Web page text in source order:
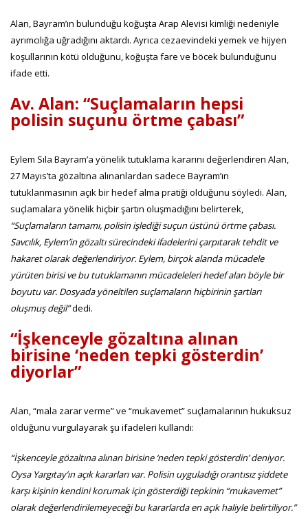
Alan, Bayram’ın bulunduğu koğuşta Arap Alevisi kimliği nedeniyle
ayrımcılığa uğradığını aktardı. Ayrıca cezaevindeki yemek ve hijyen
koşullarının kötü olduğunu, koğuşta fare ve böcek bulunduğunu
ifade etti.
Av. Alan: “Suçlamaların hepsi
polisin suçunu örtme çabası”
Eylem Sıla Bayram’a yönelik tutuklama kararını değerlendiren Alan,
27 Mayıs’ta gözaltına alınanlardan sadece Bayram’ın
tutuklanmasının açık bir hedef alma pratiği olduğunu söyledi. Alan,
suçlamalara yönelik hiçbir şartın oluşmadığını belirterek,
“Suçlamaların tamamı, polisin işlediği suçun üstünü örtme çabası.
Savcılık, Eylem’in gözaltı sürecindeki ifadelerini çarpıtarak tehdit ve
hakaret olarak değerlendiriyor. Eylem, birçok alanda mücadele
yürüten birisi ve bu tutuklamanın mücadeleleri hedef alan böyle bir
boyutu var. Dosyada yöneltilen suçlamaların hiçbirinin şartları
oluşmuş değil”dedi.
“İşkenceyle gözaltına alınan
birisine ‘neden tepki gösterdin’
diyorlar”
Alan, “mala zarar verme” ve “mukavemet” suçlamalarının hukuksuz
olduğunu vurgulayarak şu ifadeleri kullandı:
“İşkenceyle gözaltına alınan birisine ‘neden tepki gösterdin’ deniyor.
Oysa Yargıtay’ın açık kararları var. Polisin uyguladığı orantısız şiddete
karşı kişinin kendini korumak için gösterdiği tepkinin “mukavemet”
olarak değerlendirilemeyeceği bu kararlarda en açık haliyle belirtiliyor.”